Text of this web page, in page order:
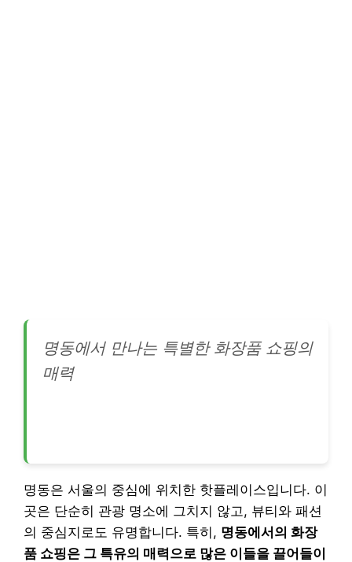
명동에서 만나는 특별한 화장품 쇼핑의
매력
명동은 서울의 중심에 위치한 핫플레이스입니다. 이
곳은 단순히 관광 명소에 그치지 않고, 뷰티와 패션
의 중심지로도 유명합니다. 특히, 명동에서의 화장
품 쇼핑은 그 특유의 매력으로 많은 이들을 끌어들이